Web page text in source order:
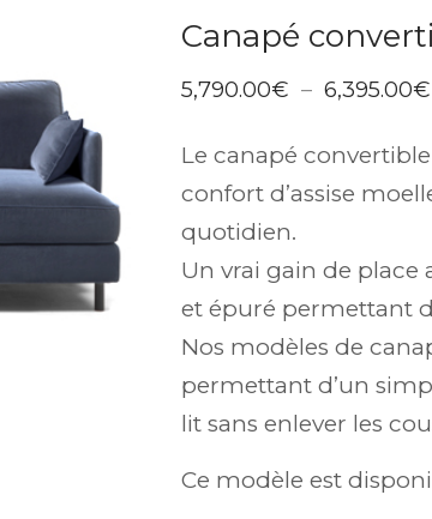
Canapé
5,790.00€ – 6,395.00€
Le canapé
confort d’assise
quotidien.
Un vrai gain de place
et épuré permettant
Nos modèles de
permettant d’un
lit sans enlever les
Ce modèle est